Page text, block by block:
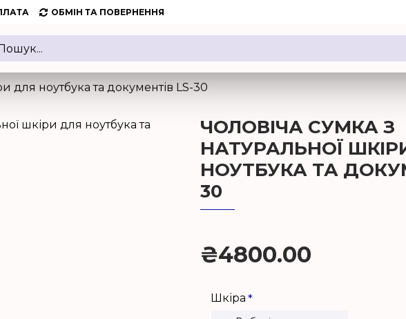
ОБМІН ТА ПОВЕРНЕННЯ
для ноутбука та документів LS-30
ЧОЛОВІЧА СУМКА З
НАТУРАЛЬНОЇ
НОУТБУКА ТА
30
₴4800.00
Шкіра